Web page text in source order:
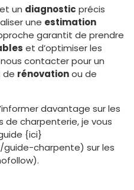
et un diagnostic précis
une estimation
garantit de prendre
et d’optimiser les
contacter pour un
de rénovationou de
davantage sur les
de charpenterie, je vous
{ici}
charpente) sur les